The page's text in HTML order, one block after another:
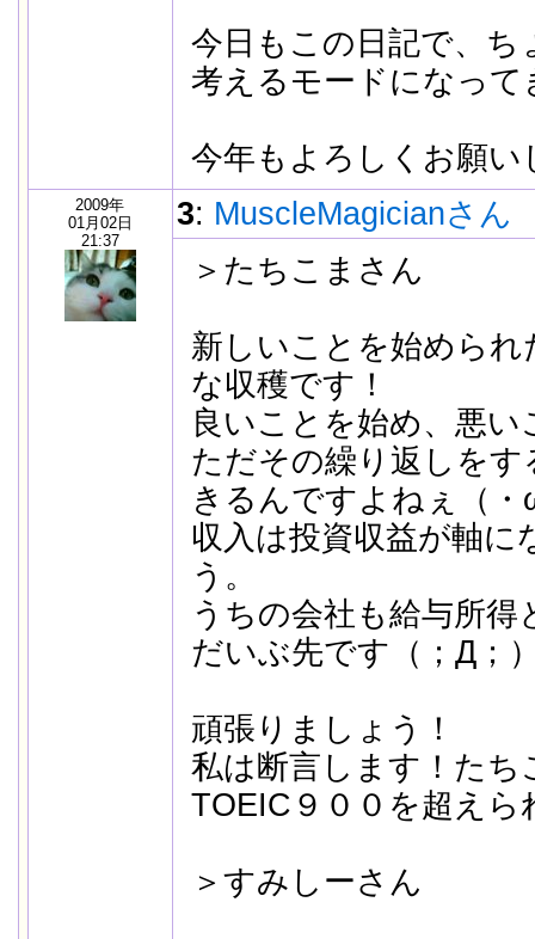
今日もこの日記で、ち
考えるモードになって
今年もよろしくお願い
2009年
01月02日
21:37
3: MuscleMagicianさん
＞たちこまさん
新しいことを始めら
な収穫です！
良いことを始め、悪
ただその繰り返しを
きるんですよねぇ（
収入は投資収益が軸に
う。
うちの会社も給与所
だいぶ先です（；Д；
頑張りましょう！
私は断言します！たち
TOEIC９００を超えら
＞すみしーさん